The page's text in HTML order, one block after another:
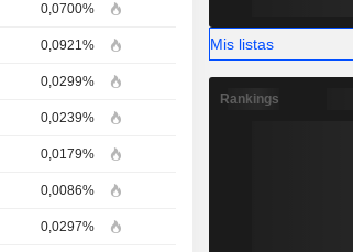
0,0700%
0,0921%
0,0299%
0,0239%
0,0179%
0,0086%
0,0297%
Mis listas
Rankings